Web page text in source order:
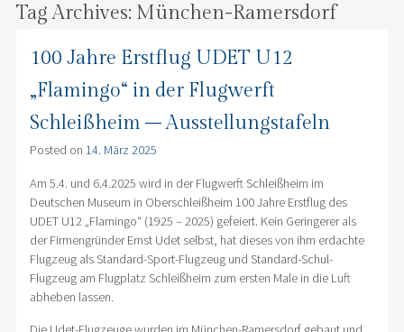
Tag Archives: München-Ramersdorf
100 Jahre Erstflug UDET U12
„Flamingo“ in der Flugwerft
Schleißheim – Ausstellungstafeln
Posted on 14. März 2025
Am 5.4. und 6.4.2025 wird in der Flugwerft Schleißheim im
Deutschen Museum in Oberschleißheim 100 Jahre Erstflug des
UDET U12 „Flamingo“ (1925 – 2025) gefeiert. Kein Geringerer als
der Firmengründer Ernst Udet selbst, hat dieses von ihm erdachte
Flugzeug als Standard-Sport-Flugzeug und Standard-Schul-
Flugzeug am Flugplatz Schleißheim zum ersten Male in die Luft
abheben lassen.